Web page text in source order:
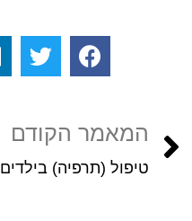
המאמר הקודם
טיפול (תרפיה) בילדים